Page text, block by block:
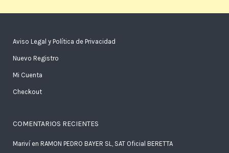
Aviso Legal y Política de Privacidad
Nuevo Registro
Mi Cuenta
Checkout
COMENTARIOS RECIENTES
Marivíen RAMON PEDRO BAYER SL, SAT Oficial BERETTA